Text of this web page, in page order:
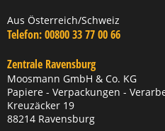
Aus Österreich/Schweiz
Telefon:00800 33 77 00 66
Zentrale Ravensburg
Moosmann GmbH & Co. KG
Papiere - Verpackungen -
Kreuzäcker 19
88214 Ravensburg